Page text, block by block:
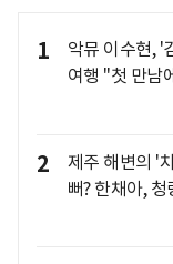
1
악뮤 이수현, '
여행 "첫 만남
2
제주 해변의 '
뻐? 한채아, 청